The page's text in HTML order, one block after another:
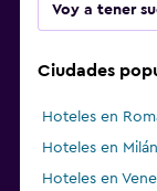
Voy a tener
Ciudades
Hoteles en
Hoteles en Milán
Hoteles en